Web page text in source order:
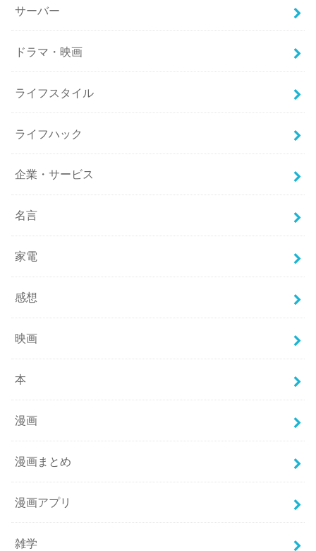
サーバー
ドラマ・映画
ライフスタイル
ライフハック
企業・サービス
名言
家電
感想
映画
本
漫画
漫画まとめ
漫画アプリ
雑学